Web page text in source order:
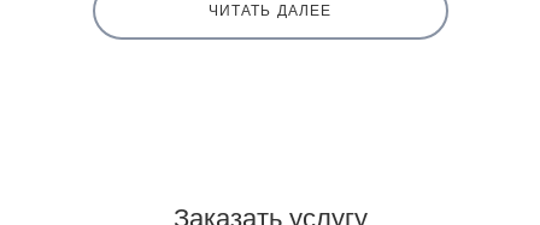
ЧИТАТЬ ДАЛЕЕ
Заказать услугу